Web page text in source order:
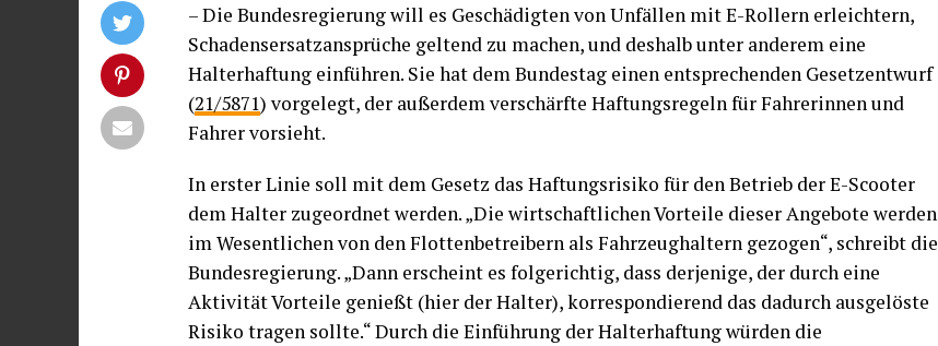
– Die Bundesregierung will es Geschädigten von Unfällen mit E-Rollern erleichtern,
Schadensersatzansprüche geltend zu machen, und deshalb unter anderem eine
Halterhaftung einführen. Sie hat dem Bundestag einen entsprechenden Gesetzentwurf
(21/5871) vorgelegt, der außerdem verschärfte Haftungsregeln für Fahrerinnen und
Fahrer vorsieht.
In erster Linie soll mit dem Gesetz das Haftungsrisiko für den Betrieb der E-Scooter
dem Halter zugeordnet werden. „Die wirtschaftlichen Vorteile dieser Angebote werden
im Wesentlichen von den Flottenbetreibern als Fahrzeughaltern gezogen“, schreibt die
Bundesregierung. „Dann erscheint es folgerichtig, dass derjenige, der durch eine
Aktivität Vorteile genießt (hier der Halter), korrespondierend das dadurch ausgelöste
Risiko tragen sollte.“ Durch die Einführung der Halterhaftung würden die